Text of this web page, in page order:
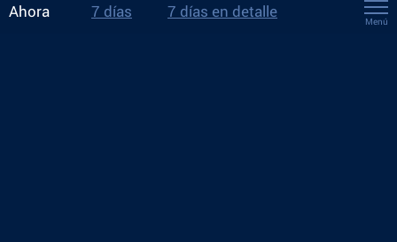
Ahora 7 días 7 días en detalle
Menú